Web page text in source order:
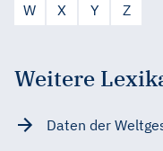
W
X Y Z
Weitere
Daten der